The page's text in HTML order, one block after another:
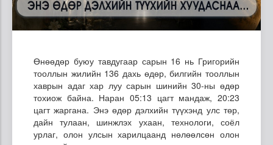
Өнөөдөр буюу тавдугаар сарын 16 нь Григорийн
тооллын жилийн 136 дахь өдөр, билгийн тооллын
хаврын адаг хар луу сарын шинийн 30-ны өдөр
тохиож байна. Наран 05:13 цагт мандаж, 20:23
цагт жаргана. Энэ өдөр дэлхийн түүхэнд улс төр,
дайн тулаан, шинжлэх ухаан, технологи, соёл
урлаг, олон улсын харилцаанд нөлөөлсөн олон